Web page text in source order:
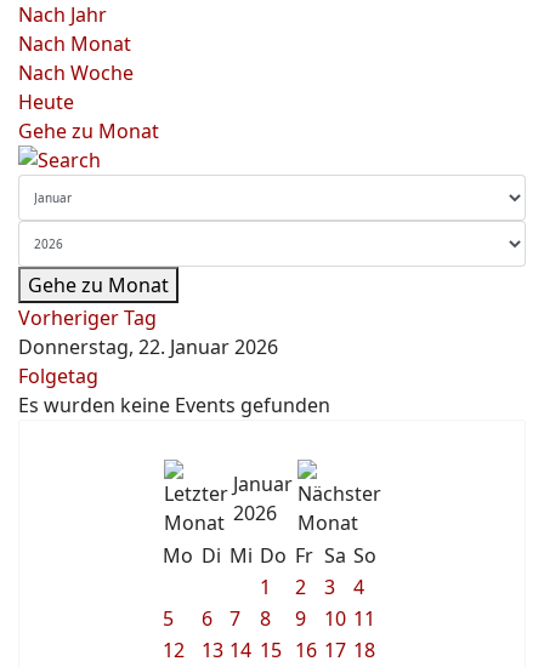
Nach Jahr
Nach Monat
Nach Woche
Heute
Gehe zu Monat
Gehe zu Monat
Vorheriger Tag
Donnerstag, 22. Januar 2026
Folgetag
Es wurden keine Events gefunden
Januar
2026
Mo Di Mi Do Fr Sa So
1
2 3
4
5
6 7 8 9 10 11
12
13 14 15 16 17 18